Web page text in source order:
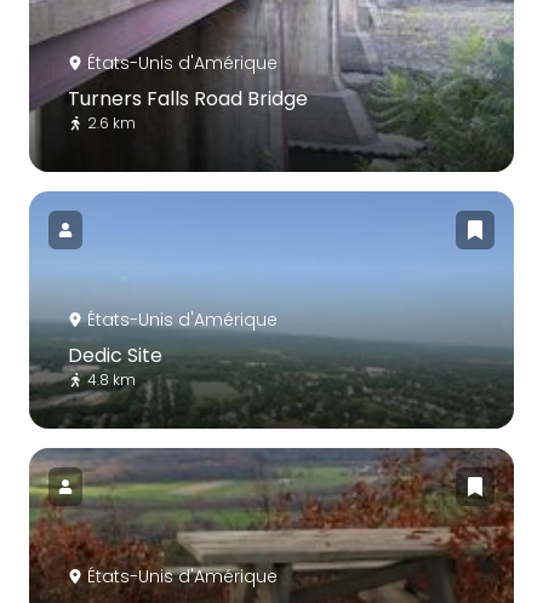
États-Unis d'Amérique
Turners Falls Road Bridge
2.6 km
États-Unis d'Amérique
Dedic Site
4.8 km
États-Unis d'Amérique